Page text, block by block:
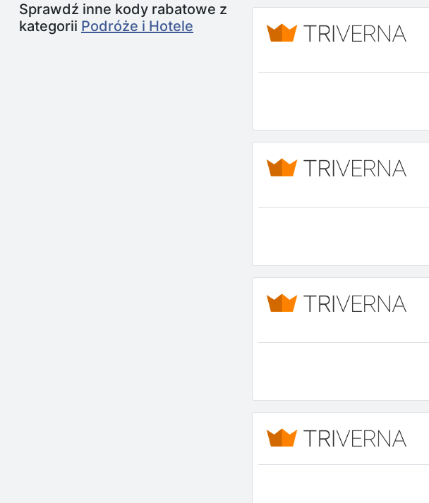
Sprawdź inne kody rabatowe z
kategorii Podróże i Hotele